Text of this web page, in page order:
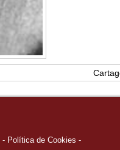
- Política de Cookies